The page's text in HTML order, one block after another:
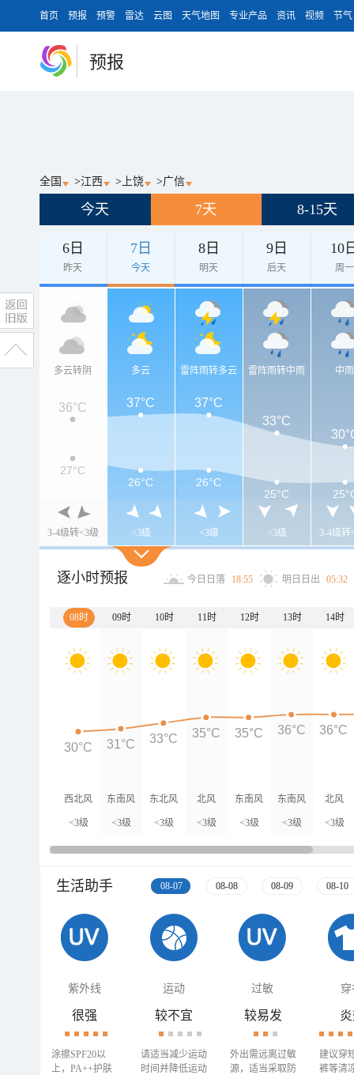
首页 预报 预警 雷达 云图 天气地图 专业产品 资讯 视频 节气
预报
全国 >江西 > 上饶 >广信
今天 7天 8-15天
6日
昨天
7日
今天
8日
明天
9日
后天
10
周一
多云转阴
3-4级转<3级
多云
<3级
雷阵雨转多云
<3级
雷阵雨转中雨
<3级
中雨
3-4级转
36°C 37°C 37°C
33°C
27°C
26°C
26°C
25°C
逐小时预报 今日日落 18:55 明日日出 05:32
08时 09时 10时 11时 12时 13时 14时
西北风
<3级
东南风
<3级
东北风
<3级
北风
<3级
东南风
<3级
东南风
<3级
北风
<3级
30°C 31°C 33°C 35°C 35°C 36°C 36°C
生活助手 08-07 08-08 08-09 08-10
紫外线 运动 过敏 穿
很强
涂擦SPF20以
上，PA++护肤
较不宜
请适当减少运动
时间并降低运动
较易发
外出需远离过敏
源，适当采取防
建议穿
裤等清